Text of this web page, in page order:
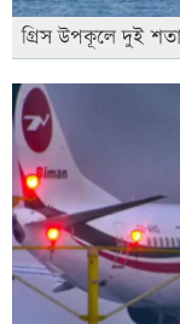
গ্রিস উপকূলে দুই